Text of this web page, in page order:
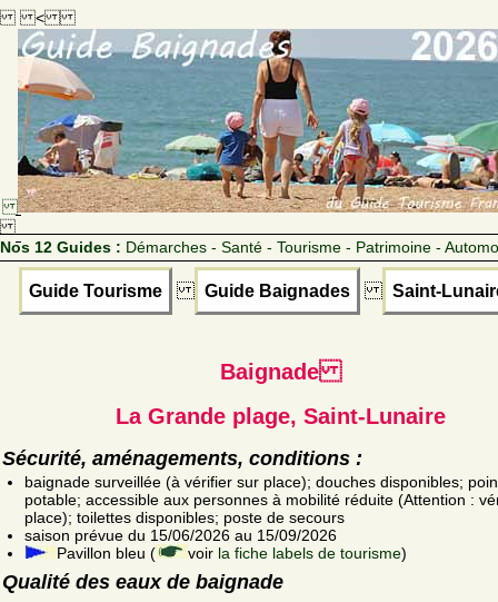
<
Nos 12 Guides : Démarches - Santé - Tourisme - Patrimoine -
Guide Tourisme Guide Baignades Saint-
Baignade
La Grande plage, Saint-Lunaire
Sécurité, aménagements, conditions :
baignade surveillée (à vérifier sur place); douches disponibles;
potable; accessible aux personnes à mobilité réduite (Attention :
place); toilettes disponibles; poste de secours
saison prévue du 15/06/2026 au 15/09/2026
Pavillon bleu (
voir la fiche labels de tourisme)
Qualité des eaux de baignade